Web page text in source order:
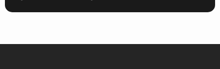
Önem Taşır?